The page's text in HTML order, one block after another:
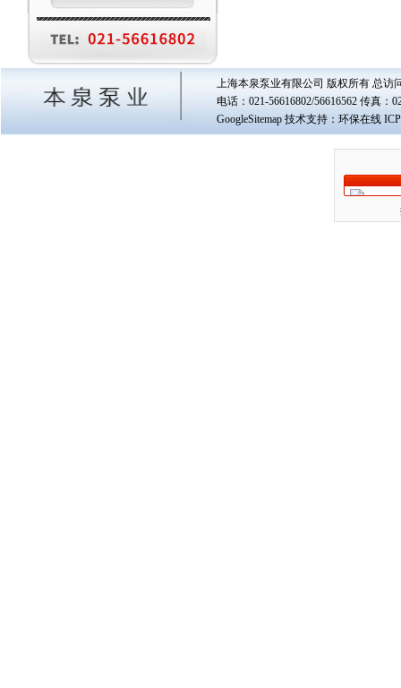
上海本泉泵业有限公司 版权所有 总访
电话：021-56616802/56616562 传真：
GoogleSitemap 技术支持：环保在线